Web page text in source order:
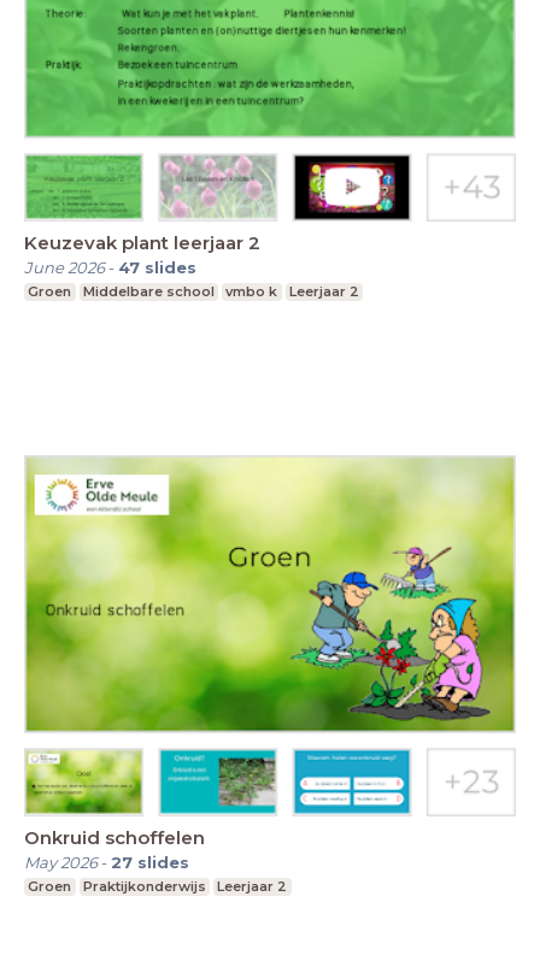
Keuzevak plant leerjaar 2
June 2026- 47 slides
Groen Middelbare school vmbo k Leerjaar 2
Onkruid schoffelen
May 2026- 27 slides
Groen Praktijkonderwijs Leerjaar 2